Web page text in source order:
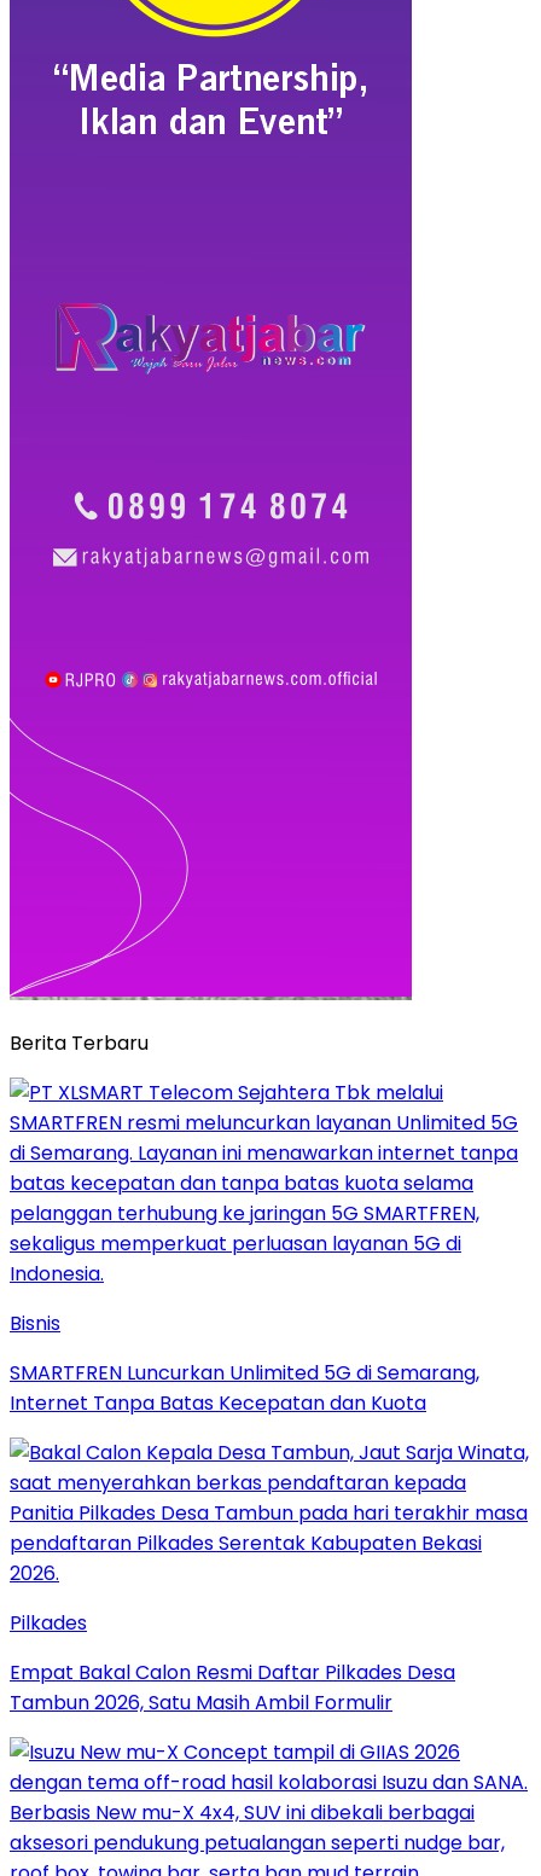
Berita Terbaru
Bisnis
SMARTFREN Luncurkan Unlimited 5G di Semarang,
Internet Tanpa Batas Kecepatan dan Kuota
Pilkades
Empat Bakal Calon Resmi Daftar Pilkades Desa
Tambun 2026, Satu Masih Ambil Formulir